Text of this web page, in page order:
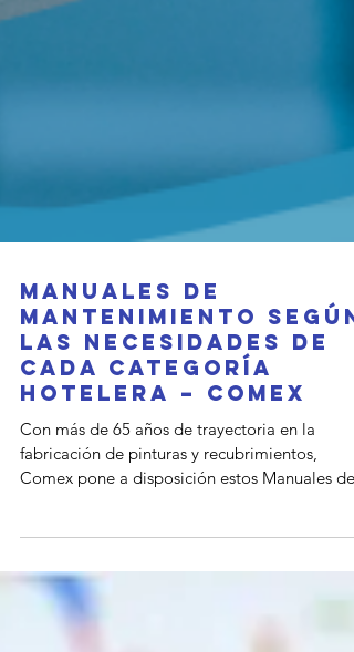
Manuales de
mantenimiento según
las necesidades de
cada categoría
hotelera – Comex
Con más de 65 años de trayectoria en la
necesidades reales que se presentan en las
instalaciones del área de mantenimiento en
hoteles de distintas categorías: desde